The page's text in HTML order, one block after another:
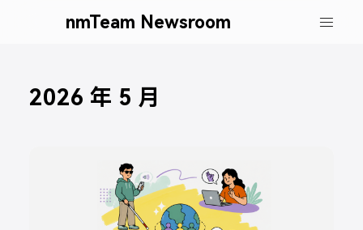
nmTeam Newsroom
2026 年 5 月